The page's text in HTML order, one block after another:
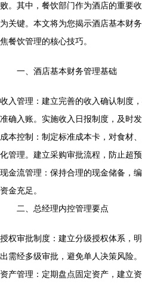
败。其中，餐饮部门作为酒店的重要
为关键。本文将为您揭示酒店基本财
焦餐饮管理的核心技巧。
一、酒店基本财务管理基础
收入管理：建立完善的收入确认制度
准确入账。实施收入日报制度，及时发
成本控制：制定标准成本卡，对食材
化管理。建立采购审批流程，防止超预
现金流管理：保持合理的现金储备，
资金充足。
二、总经理内控管理要点
授权审批制度：建立分级授权体系，
出需经多级审批，避免单人决策风险。
资产管理：定期盘点固定资产，建立